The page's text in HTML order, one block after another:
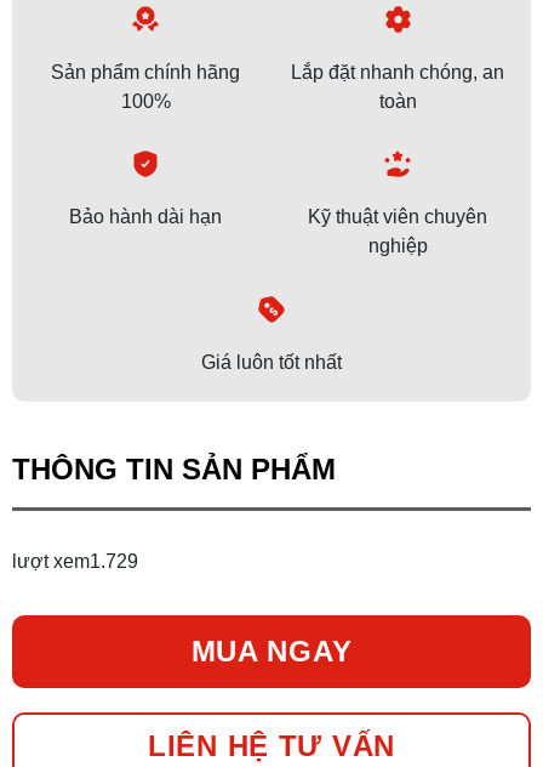
Sản phẩm chính hãng
100%
Lắp đặt nhanh chóng, an
toàn
Bảo hành dài hạn
Kỹ thuật viên chuyên
nghiệp
Giá luôn tốt nhất
THÔNG TIN SẢN PHẨM
lượt xem1.729
MUA NGAY
LIÊN HỆ TƯ VẤN